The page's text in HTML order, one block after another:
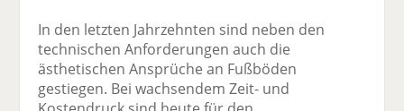
In den letzten Jahrzehnten sind neben den
technischen Anforderungen auch die
ästhetischen Ansprüche an Fußböden
gestiegen. Bei wachsendem Zeit- und